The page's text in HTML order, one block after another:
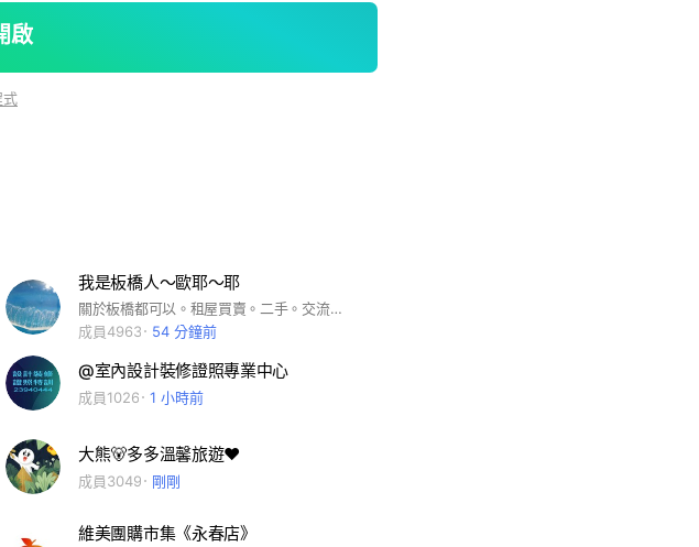
啟
式
我是板橋人～歐耶～耶
關於板橋都可以。租屋買賣。二手。交流新聞。板橋商店。大事小事。都來入群聊#板橋#江子翠#
成員4963
54 分鐘前
@室內設計裝修證照專業中心
成員1026 1 小時前
大熊🐻多多溫馨旅遊❤️
成員3049 剛剛
維美團購市集《永春店》